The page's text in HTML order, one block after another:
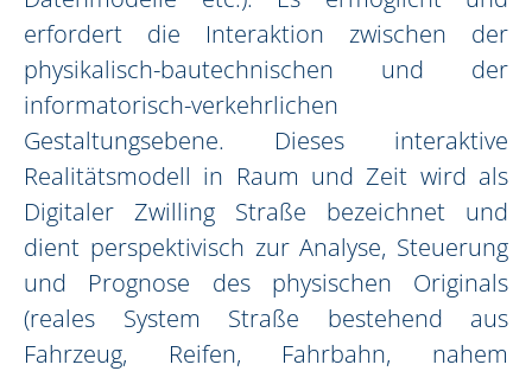
erfordert die Interaktion zwischen der
physikalisch-bautechnischen und der
informatorisch-verkehrlichen
Gestaltungsebene. Dieses interaktive
Realitätsmodell in Raum und Zeit wird als
Digitaler Zwilling Straße bezeichnet und
dient perspektivisch zur Analyse, Steuerung
und Prognose des physischen Originals
(reales System Straße bestehend aus
Fahrzeug, Reifen, Fahrbahn, nahem